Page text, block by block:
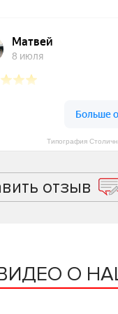
Типография
отзыв
О